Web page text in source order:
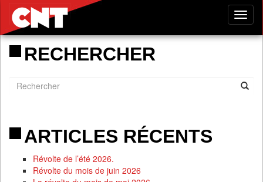
RECHERCHER
ARTICLES RÉCENTS
Révolte de l’été 2026.
Révolte du mois de juin 2026